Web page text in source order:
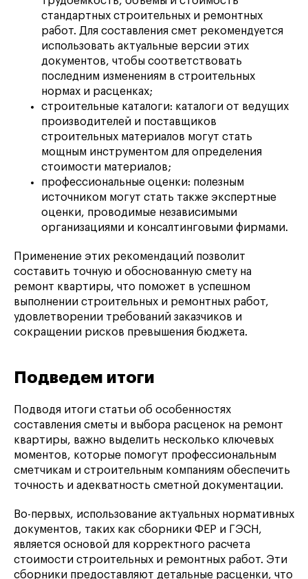
стандартных строительных и ремонтных
работ. Для составления смет рекомендуется
использовать актуальные версии этих
документов, чтобы соответствовать
последним изменениям в строительных
нормах и расценках;
строительные каталоги: каталоги от ведущих
производителей и поставщиков
строительных материалов могут стать
мощным инструментом для определения
стоимости материалов;
профессиональные оценки: полезным
источником могут стать также экспертные
оценки, проводимые независимыми
организациями и консалтинговыми фирмами.
Применение этих рекомендаций позволит
составить точную и обоснованную смету на
ремонт квартиры, что поможет в успешном
выполнении строительных и ремонтных работ,
удовлетворении требований заказчиков и
сокращении рисков превышения бюджета.
Подведем итоги
Подводя итоги статьи об особенностях
составления сметы и выбора расценок на ремонт
квартиры, важно выделить несколько ключевых
моментов, которые помогут профессиональным
сметчикам и строительным компаниям обеспечить
точность и адекватность сметной документации.
Во-первых, использование актуальных нормативных
документов, таких как сборники ФЕР и ГЭСН,
является основой для корректного расчета
стоимости строительных и ремонтных работ. Эти
сборники предоставляют детальные расценки, что